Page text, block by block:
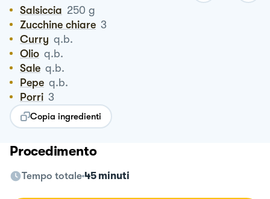
Salsiccia 250 g
Zucchine chiare 3
Curry q.b.
Olio q.b.
Sale q.b.
Pepe q.b.
Porri 3
Copia ingredienti
Procedimento
Tempo totale 45 minuti